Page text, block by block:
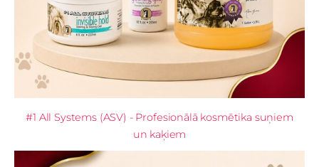
#1 All Systems (ASV) - Profesionālā kosmētika suņiem
un kaķiem